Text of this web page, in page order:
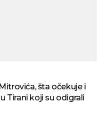
šta očekuje i
Tirani koji su odigrali